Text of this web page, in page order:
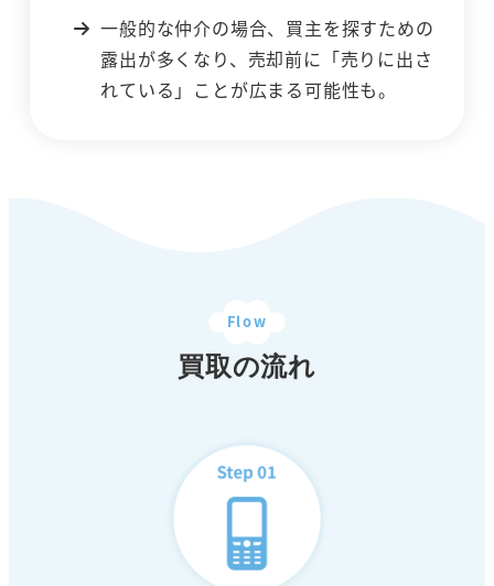
一般的な仲介の場合、買主を探すための
露出が多くなり、売却前に「売りに出さ
れている」ことが広まる可能性も。
Flow
買取の流れ